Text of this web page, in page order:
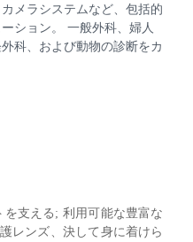
メラシステムなど、包括的
ション。 一般外科、婦人
科、および動物の診断をカ
を支える; 利用可能な豊富な
レンズ、決して身に着けら